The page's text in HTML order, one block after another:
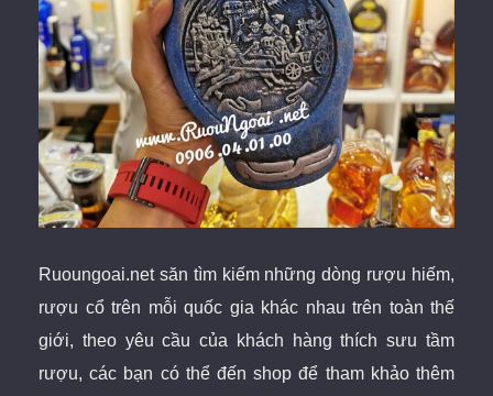
Ruoungoai.net săn tìm kiếm những dòng rượu hiếm,
rượu cổtrên mỗi quốc gia khác nhau trên toàn thế
giới, theo yêu cầu của khách hàng thích sưu tầm
rượu, các bạn có thể đến shop để tham khảo thêm